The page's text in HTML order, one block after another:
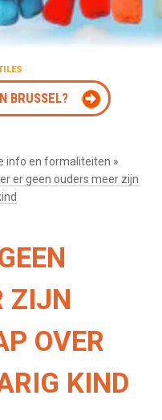
BRUSSEL?
info en formaliteiten »
er geen ouders meer zijn
ZIJN
OVER
KIND